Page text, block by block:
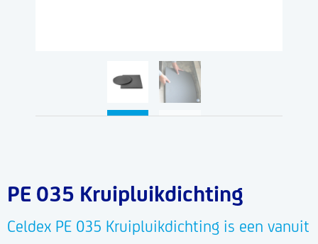
PE 035 Kruipluikdichting
Celdex PE 035 Kruipluikdichting is een vanuit